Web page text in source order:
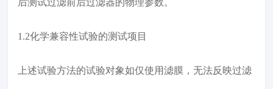
后测试过滤前后过滤器的物理参数。
1.2化学兼容性试验的测试项目
上述试验方法的试验对象如仅使用滤膜，无法反映过滤